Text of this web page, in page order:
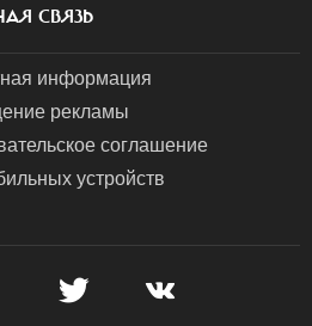
СВЯЗЬ
информация
рекламы
соглашение
устройств